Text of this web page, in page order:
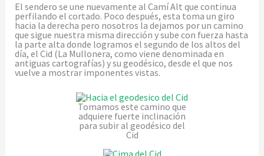
El sendero se une nuevamente al Camí Alt que continua
perfilando el cortado. Poco después, esta toma un giro
hacia la derecha pero nosotros la dejamos por un camino
que sigue nuestra misma dirección y sube con fuerza hasta
la parte alta donde logramos el segundo de los altos del
día, el Cid (La Mullonera, como viene denominada en
antiguas cartografías) y su geodésico, desde el que nos
vuelve a mostrar imponentes vistas.
Tomamos este camino que
adquiere fuerte inclinación
para subir al geodésico del
Cid